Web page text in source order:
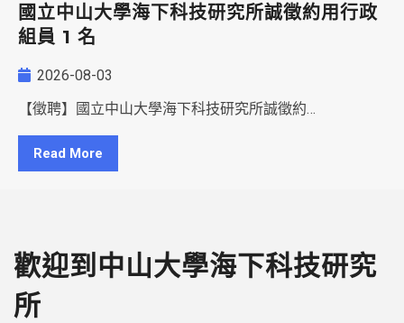
國立中山大學海下科技研究所誠徵約用行政
組員 1 名
2026-08-03
【徵聘】國立中山大學海下科技研究所誠徵約…
Read More
歡迎到中山大學海下科技研究
所